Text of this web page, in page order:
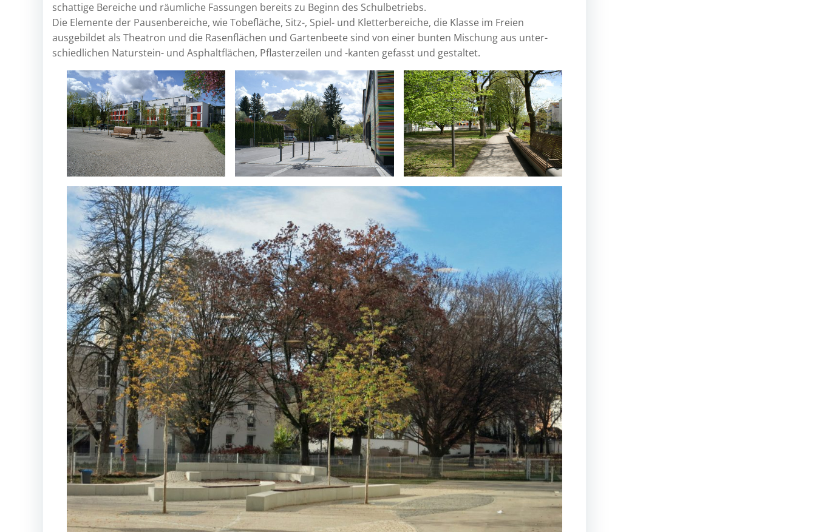
schattige Bereiche und räumliche Fassungen bereits zu Beginn des Schulbetriebs.
Die Elemente der Pausenbereiche, wie Tobefläche, Sitz-, Spiel- und Kletterbereiche, die Klasse im Freien
ausgebildet als Theatron und die Rasenflächen und Gartenbeete sind von einer bunten Mischung aus unter-
schiedlichen Naturstein- und Asphaltflächen, Pflasterzeilen und -kanten gefasst und gestaltet.